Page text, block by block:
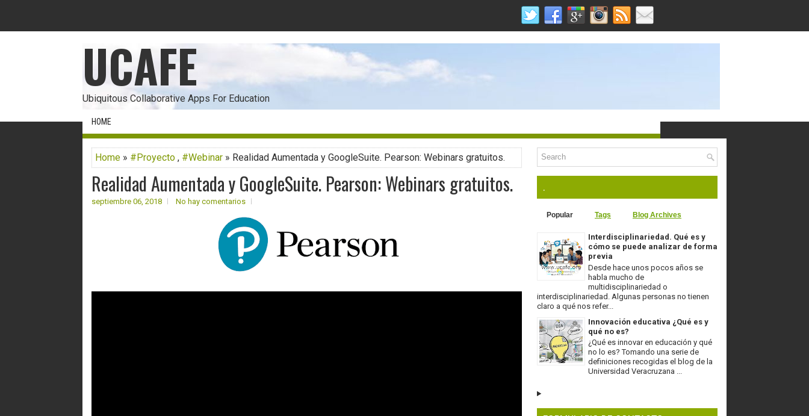
UCAFE
Ubiquitous Collaborative Apps For Education
HOME
Home » #Proyecto , #Webinar » Realidad Aumentada y GoogleSuite. Pearson: Webinars gratuitos.
Realidad Aumentada y GoogleSuite. Pearson: Webinars gratuitos.
septiembre 06, 2018 No hay comentarios
.
Popular Tags Blog Archives
Interdisciplinariedad. Qué es y
cómo se puede analizar de forma
previa
Desde hace unos pocos años se
habla mucho de
multidisciplinariedad o
interdisciplinariedad. Algunas personas no tienen
claro a qué nos refer...
Innovación educativa ¿Qué es y
qué no es?
¿Qué es innovar en educación y qué
no lo es? Tomando una serie de
definiciones recogidas el blog de la
Universidad Veracruzana ...